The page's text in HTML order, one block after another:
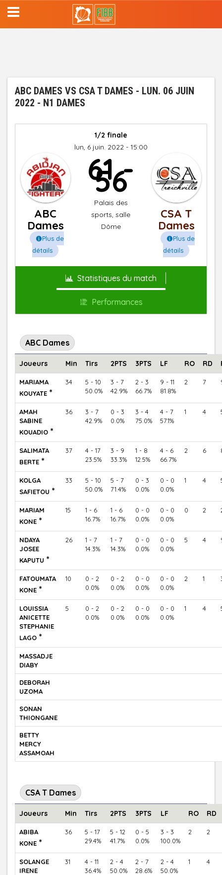
Aller
au
contenu
ABC DAMES VS CSA T DAMES - LUN. 06 JUIN
2022 - N1 DAMES
1/2 finale
lun, 6 juin. 2022 - 15:00
ABC
Dames
Plus de
détails
61 -
56
Palais des
sports, salle
Dôme
CSA T
Dames
Plus de
détails
Statistiques du match
Performances
ABC Dames
Joueurs Min Tirs 2PTS 3PTS LF RO RD
MARIAMA
KOUYATE *
34
5 - 10
50.0%
3 - 7
42.9%
2 - 3
66.7%
9 - 11
81.8%
2 7
AMAH
SABINE
KOUADIO *
36
3 - 7
42.9%
0 - 3
0.0%
3 - 4
75.0%
4 - 7
57.1%
1 4
SALIMATA
BERTE *
37
4 - 17
23.5%
3 - 9
33.3%
1 - 8
12.5%
4 - 6
66.7%
2 6
KOLGA
SAFIETOU *
33
5 - 10
50.0%
5 - 7
71.4%
0 - 3
0.0%
0 - 0
0.0%
1 4
MARIAM
KONE *
15
1 - 6
16.7%
1 - 6
16.7%
0 - 0
0.0%
0 - 0
0.0%
0 2
NDAYA
JOSEE
KAPUTU *
26
1 - 7
14.3%
1 - 7
14.3%
0 - 0
0.0%
0 - 0
0.0%
5 4
FATOUMATA
KONE *
10
0 - 2
0.0%
0 - 2
0.0%
0 - 0
0.0%
0 - 0
0.0%
2 1
LOUISSIA
ANICETTE
STEPHANIE
LAGO *
5
0 - 2
0.0%
0 - 2
0.0%
0 - 0
0.0%
0 - 0
0.0%
1 4
MASSADJE
DIABY
DEBORAH
UZOMA
SONAN
THIONGANE
BETTY
MERCY
ASSAMOAH
CSA T Dames
Joueurs Min Tirs 2PTS 3PTS LF RO RD
ABIBA
KONE *
36
5 - 17
29.4%
5 - 12
41.7%
0 - 5
0.0%
3 - 3
100.0%
2 2
SOLANGE
IRENE
31
4 - 11
36.4%
2 - 4
50.0%
2 - 7
28.6%
2 - 4
50.0%
1 4